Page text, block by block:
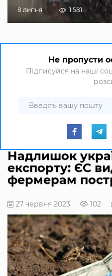
8 липня 1 581
Не пропусти
Підписуйся на наші
Надлишок
експорту: ЄС
фермерам
27 червня 2023 102